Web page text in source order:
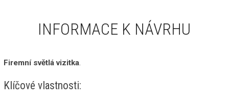
INFORMACE K NÁVRHU
Firemní světlá vizitka.
Klíčové vlastnosti: